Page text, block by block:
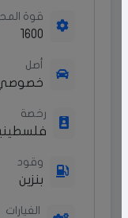
قوة
1600
أصل
خصوصي
رخصة
وقود
بنزين
الغيارات